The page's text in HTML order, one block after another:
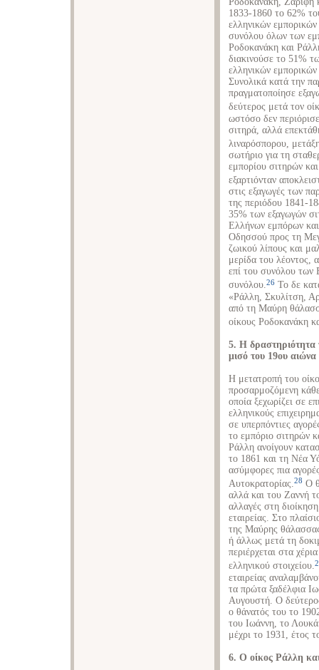
1833-1860 το 62%
ελληνικών
συνόλου όλων των
Ροδοκανάκη και
διακινούσε το 51%
ελληνικών
Συνολικά κατά την
πραγματοποίησε
δεύτερος μετά τον
ωστόσο δεν
σιτηρά, αλλά
λιναρόσπορου,
σωτήριο για τη
εμπορίου σιτηρών
εξαρτιόνταν
στις εξαγωγές των
της περιόδου 1841-
35% των εξαγωγών
Ελλήνων εμπόρων
Οδησσού προς τη
ζωικού λίπους και
μερίδα του λέοντος,
επί του συνόλου των
συνόλου.26 Το δε
«Ράλλη, Σκυλίτση,
από τη Μαύρη
οίκους Ροδοκανάκη
5. Η δραστηριότητα
μισό του 19ου αιώνα
Η μετατροπή του
προσαρμοζόμενη
οποία ξεχωρίζει σε
ελληνικούς
σε υπερπόντιες
το εμπόριο σιτηρών
Ράλλη ανοίγουν
το 1861 και τη Νέα
ασύμφορες πια
Αυτοκρατορίας.28 Ο
αλλά και του Ζαννή
αλλαγές στη
εταιρείας. Στο
της Μαύρης
ή άλλως μετά τη
περιέρχεται στα
ελληνικού στοιχείου.
εταιρείας
τα πρώτα ξαδέλφια
Αυγουστή. Ο
ο θάνατός του το
του Ιωάννη, το Λουκά
μέχρι το 1931, έτος
6. Ο οίκος Ράλλη